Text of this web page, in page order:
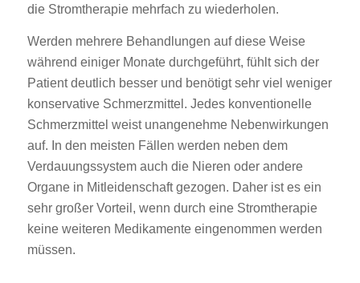
die Stromtherapie mehrfach zu wiederholen.
Werden mehrere Behandlungen auf diese Weise
während einiger Monate durchgeführt, fühlt sich der
Patient deutlich besser und benötigt sehr viel weniger
konservative Schmerzmittel. Jedes konventionelle
Schmerzmittel weist unangenehme Nebenwirkungen
auf. In den meisten Fällen werden neben dem
Verdauungssystem auch die Nieren oder andere
Organe in Mitleidenschaft gezogen. Daher ist es ein
sehr großer Vorteil, wenn durch eine Stromtherapie
keine weiteren Medikamente eingenommen werden
müssen.